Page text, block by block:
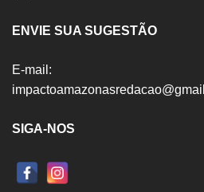
ENVIE SUA SUGESTÃO
E-mail:
SIGA-NOS